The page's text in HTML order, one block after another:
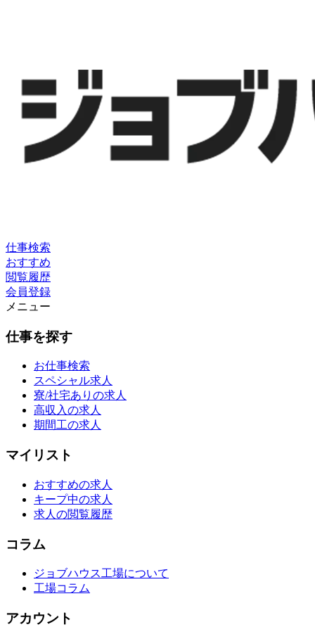
仕事検索
おすすめ
閲覧履歴
会員登録
メニュー
仕事を探す
お仕事検索
スペシャル求人
寮/社宅ありの求人
高収入の求人
期間工の求人
マイリスト
おすすめの求人
キープ中の求人
求人の閲覧履歴
コラム
ジョブハウス工場について
工場コラム
アカウント